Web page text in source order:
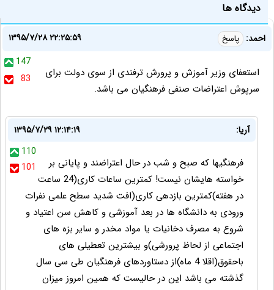
دیدگاه ها
احمد: پاسخ
۱۳۹۵/۷/۲۸ ۲۲:۲۵:۵۹
147
83
استعفای وزیر آموزش و پرورش ترفندی از سوی دولت برای
سرپوش اعتراضات صنفی فرهنگیان می باشد.
آریا:
۱۳۹۵/۷/۲۹ ۱۲:۱۴:۱۹
110
101
فرهنگیها که صبح و شب در حال اعتراضند و پایانی بر
خواسته هایشان نیست! کمترین ساعات کاری(24 ساعت
در هفته)کمترین بازدهی کاری(افت شدید سطح علمی نفرات
ورودی به دانشگاه ها در بعد آموزشی و کاهش سن اعتیاد و
شروع به مصرف دخانیات یا مواد مخدر و سایر بزه های
اجتماعی از لحاظ پرورشی)و بیشترین تعطیلی های
باحقوق(اقلا 4 ماه)از دستاوردهای فرهنگیان طی سی سال
گذشته می باشد این در حالیست که همین امروز میزان